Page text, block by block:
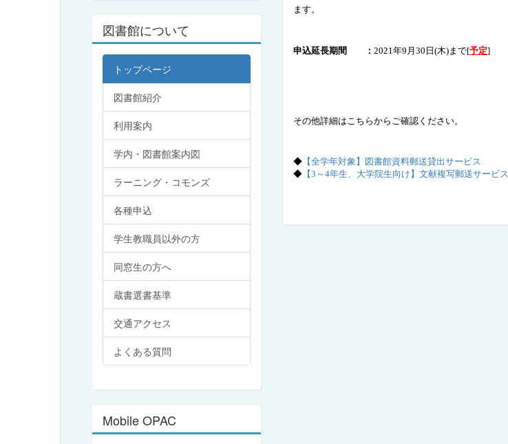
ます。
申込延長期間 ： 2021 年9 月30日(木)まで[予定]
その他詳細はこちらからご確認ください。
◆ 【全学年対象】図書館資料郵送貸出サービス
◆ 【3～4年生、大学院生向け】 文献複写郵送サービス
図書館について
トップページ
図書館紹介
利用案内
学内・図書館案内図
ラーニング・コモンズ
各種申込
学生教職員以外の方
同窓生の方へ
蔵書選書基準
交通アクセス
よくある質問
Mobile OPAC